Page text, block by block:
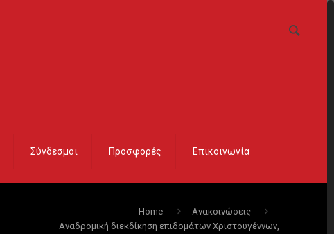
Σύνδεσμοι Προσφορές Επικοινωνία
Home
Ανακοινώσεις
Αναδρομική διεκδίκηση επιδομάτων Χριστουγέννων,